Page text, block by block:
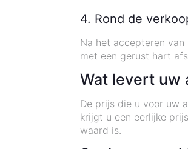
4. Rond de
Na het accepteren
met een gerust hart
Wat levert uw
De prijs die u voor uw
krijgt u een eerlijke
waard is.